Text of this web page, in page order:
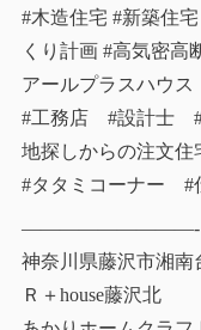
#木造住宅 #新築住
くり計画 #高気密
アールプラスハウス
#工務店 #設計士
地探しからの注文住
#タタミコーナー #
—————————-
神奈川県藤沢市湘南
Ｒ＋house藤沢北